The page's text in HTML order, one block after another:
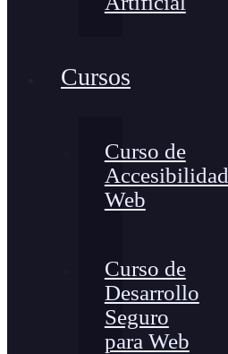
Cursos
Curso de
Accesibilidad
Web
Curso de
Desarrollo
Seguro
para Web